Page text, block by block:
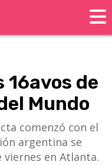
16avos de
Mundo
comenzó con el
argentina se
viernes en Atlanta.